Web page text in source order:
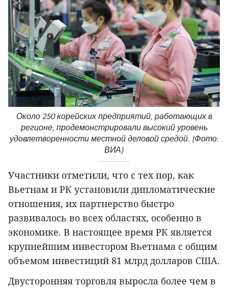
Около 250 корейских предприятий, работающих в
регионе, продемонстрировали высокий уровень
удовлетворенности местной деловой средой. (Фото:
ВИА)
Участники отметили, что с тех пор, как
Вьетнам и РК установили дипломатические
отношения, их партнерство быстро
развивалось во всех областях, особенно в
экономике. В настоящее время РК является
крупнейшим инвестором Вьетнама с общим
объемом инвестиций 81 млрд долларов США.
Двусторонняя торговля выросла более чем в